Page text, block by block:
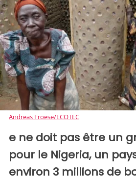
Andreas Froese/ECOTEC
e ne doit pas être un
pour le Nigeria, un
environ 3 millions de